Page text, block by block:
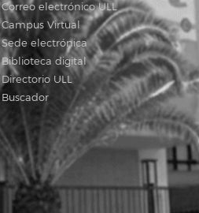
Correo electrónico ULL
Campus Virtual
Sede electrónica
Biblioteca digital
Directorio ULL
Buscador